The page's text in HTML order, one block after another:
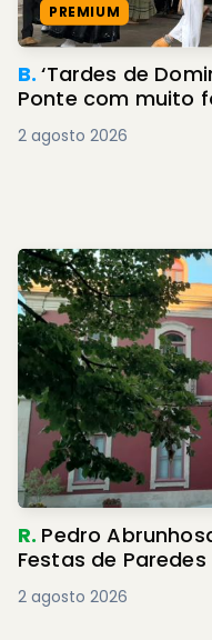
PREMIUM
B.‘Tardes de
Ponte com muito
2 agosto 2026
R. Pedro
Festas de
2 agosto 2026